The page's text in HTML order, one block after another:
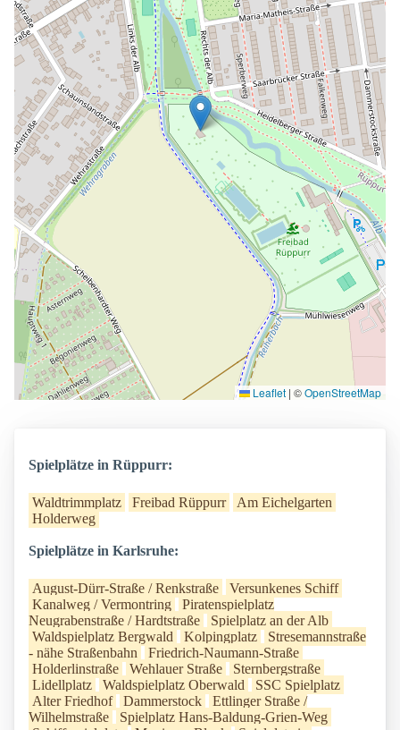
Leaflet | ©OpenStreetMap
Spielplätze in Rüppurr:
Waldtrimmplatz Freibad Rüppurr
Am Eichelgarten
Holderweg
Spielplätze in Karlsruhe:
August-Dürr-Straße / Renkstraße
Versunkenes Schiff
Kanalweg / Vermontring
Piratenspielplatz
Neugrabenstraße / Hardtstraße
Spielplatz an der Alb
Waldspielplatz Bergwald
Kolpingplatz
Stresemannstraße
- nähe Straßenbahn
Friedrich-Naumann-Straße
Holderlinstraße
Wehlauer Straße
Sternbergstraße
Lidellplatz
Waldspielplatz Oberwald
SSC Spielplatz
Alter Friedhof
Dammerstock
Ettlinger Straße /
Wilhelmstraße
Spielplatz Hans-Baldung-Grien-Weg